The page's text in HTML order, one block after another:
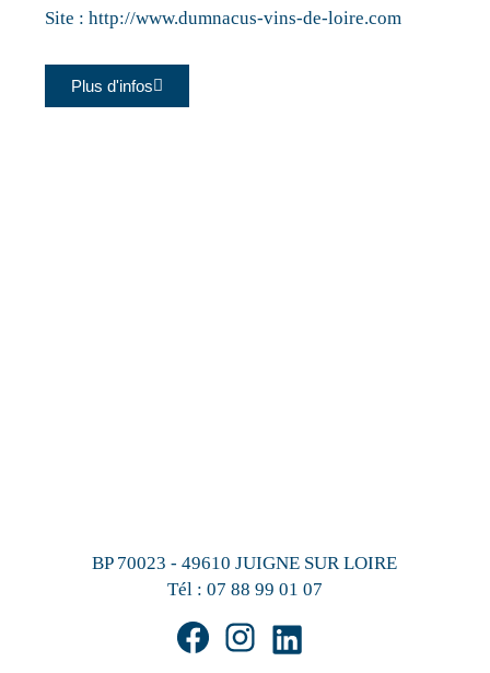
Site :http://www.dumnacus-vins-de-loire.com
Plus d'infos
BP 70023 - 49610 JUIGNE SUR LOIRE
Tél : 07 88 99 01 07